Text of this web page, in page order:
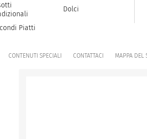
Piatti
Dolci
CONTENUTI SPECIALI CONTATTACI MAPPA DEL